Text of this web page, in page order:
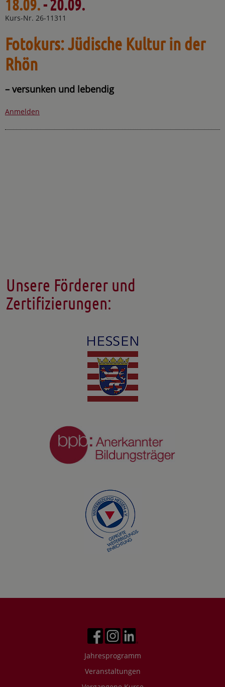
18.09.- 20.09.
Kurs-Nr. 26-11311
Fotokurs: Jüdische Kultur in der
Rhön
– versunken und lebendig
Anmelden
Unsere Förderer und
Zertifizierungen:
Jahresprogramm
Veranstaltungen